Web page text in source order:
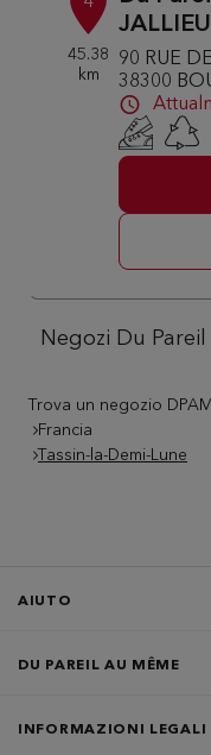
45.38
km
JALLIEU
90 RUE
38300
Negozi Du
Trova un negozio DPAM
Francia
Tassin-la-Demi-Lune
AIUTO
DU PAREIL AU MÊME
INFORMAZIONI LEGALI